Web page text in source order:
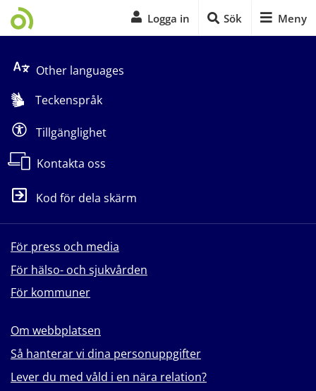
Logga in Sök Meny
Other languages
Teckenspråk
Tillgänglighet
Kontakta oss
Kod för dela skärm
För press och media
För hälso- och sjukvården
För kommuner
Om webbplatsen
Så hanterar vi dina personuppgifter
Lever du med våld i en nära relation?